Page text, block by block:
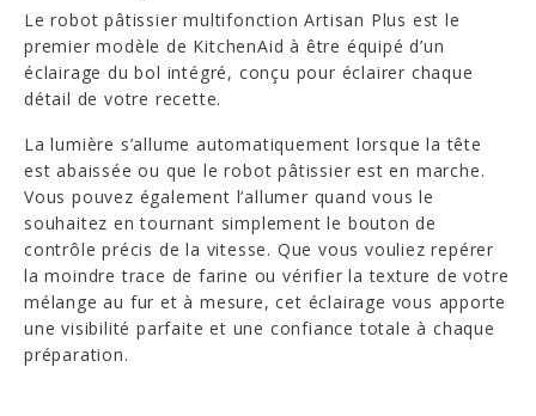
Le robot pâtissier multifonction Artisan Plus est le
premier modèle de KitchenAid à être équipé d’un
éclairage du bol intégré, conçu pour éclairer chaque
détail de votre recette.
La lumière s’allume automatiquement lorsque la tête
est abaissée ou que le robot pâtissier est en marche.
Vous pouvez également l’allumer quand vous le
souhaitez en tournant simplement le bouton de
contrôle précis de la vitesse. Que vous vouliez repérer
la moindre trace de farine ou vérifier la texture de votre
mélange au fur et à mesure, cet éclairage vous apporte
une visibilité parfaite et une confiance totale à chaque
préparation.